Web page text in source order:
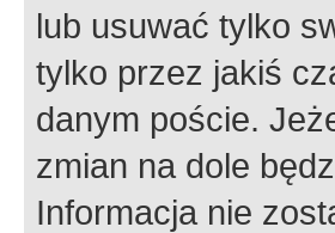
lub usuwać tylko
tylko przez jakiś
danym poście.
zmian na dole
Informacja nie